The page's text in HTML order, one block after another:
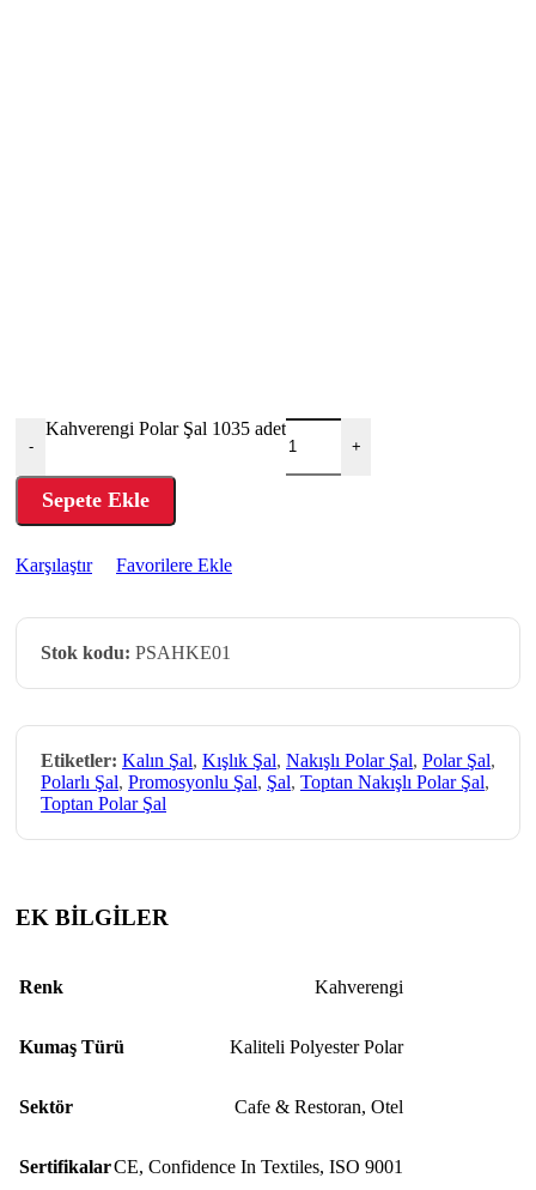
-
Kahverengi Polar Şal 1035 adet
+
Sepete Ekle
Karşılaştır Favorilere Ekle
Stok kodu: PSAHKE01
Etiketler: Kalın Şal, Kışlık Şal, Nakışlı Polar Şal, Polar Şal,
Polarlı Şal, Promosyonlu Şal, Şal, Toptan Nakışlı Polar Şal,
Toptan Polar Şal
EK BİLGİLER
Renk Kahverengi
Kumaş Türü Kaliteli Polyester Polar
Sektör Cafe & Restoran, Otel
SertifikalarCE, Confidence In Textiles, ISO 9001